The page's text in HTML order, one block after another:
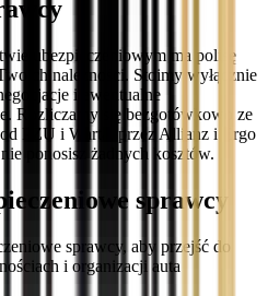
ubezpieczeniowym ma polisę
należności. Stoimy wyłącznie
i ewentualne
Rozliczamy się bezgotówkowo ze
PZU i Warta, przez Allianz i Ergo
ponosisz żadnych kosztów.
sprawcy
sprawcy, aby przejść do
i organizacji auta